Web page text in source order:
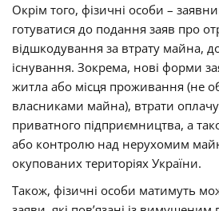
Окрім того, фізичні особи –
готуватися до подання заяв про
відшкодування за втрату майна,
існування. Зокрема, нові форми
житла або місця проживання (не
власниками майна), втрати
приватного підприємництва, а
або контролю над нерухомим
окупованих територіях України.
Також, фізичні особи матимуть